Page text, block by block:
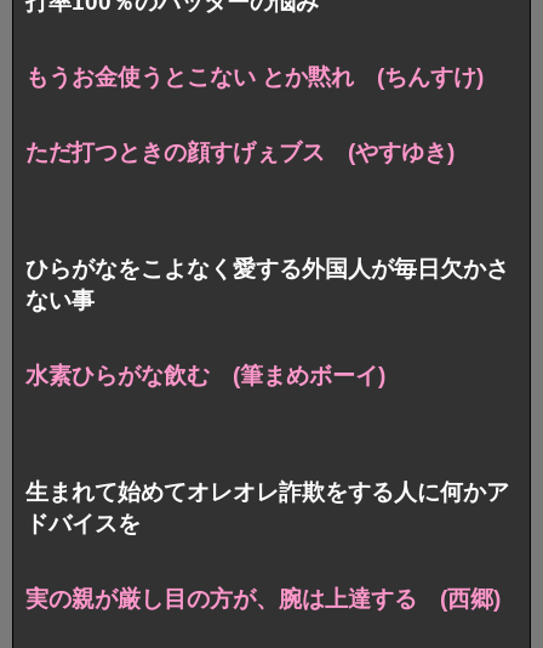
もうお金使うとこない とか黙れ (ちんすけ)
ただ打つときの顔すげぇブス (やすゆき)
ひらがなをこよなく愛する外国人が毎日欠かさ
ない事
水素ひらがな飲む (筆まめボーイ)
生まれて始めてオレオレ詐欺をする人に何かア
ドバイスを
実の親が厳し目の方が、腕は上達する (西郷)